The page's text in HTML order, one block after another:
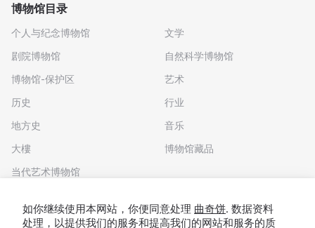
博物馆目录
个人与纪念博物馆
剧院博物馆
博物馆-保护区
历史
地方史
大樓
当代艺术博物馆
文学
自然科学博物馆
艺术
行业
音乐
博物馆藏品
如你继续使用本网站，你便同意处理 曲奇饼. 数据资料
处理，以提供我们的服务和提高我们的网站和服务的质